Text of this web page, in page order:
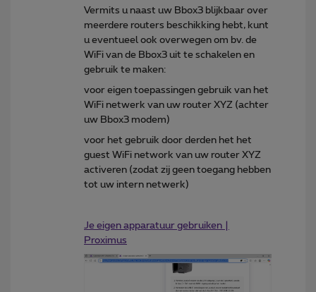
Vermits u naast uw Bbox3 blijkbaar over
meerdere routers beschikking hebt, kunt
u eventueel ook overwegen om bv. de
WiFi van de Bbox3 uit te schakelen en
gebruik te maken:
voor eigen toepassingen gebruik van het
WiFi netwerk van uw router XYZ (achter
uw Bbox3 modem)
voor het gebruik door derden het het
guest WiFi network van uw router XYZ
activeren (zodat zij geen toegang hebben
tot uw intern netwerk)
Je eigen apparatuur gebruiken |
Proximus